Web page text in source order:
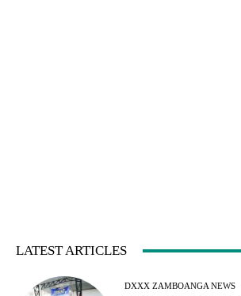
LATEST ARTICLES
DXXX ZAMBOANGA NEWS